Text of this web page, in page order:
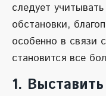
следует
обстановки,
особенно в связи
становится все
1.